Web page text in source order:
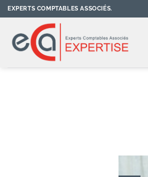
Passer
au
contenu
EXPERTS COMPTABLES ASSOCIÉS.